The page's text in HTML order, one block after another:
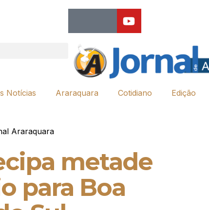
Notícias Araraquara Cotidiano Edição
Araraquara
metade
para Boa